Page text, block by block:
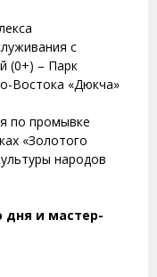
с
(0+) – Парк
Востока «Дюкча»
по промывке
«Золотого
народов
дня и мастер-